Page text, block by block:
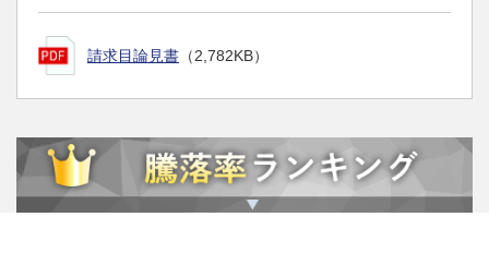
請求目論見書 （2,782KB）